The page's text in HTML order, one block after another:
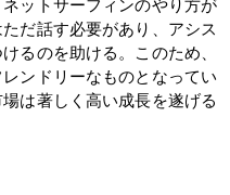
ットサーフィンのやり方が
だ話す必要があり、アシス
るのを助ける。このため、
ンドリーなものとなってい
は著しく高い成長を遂げる